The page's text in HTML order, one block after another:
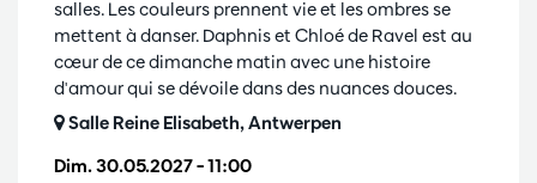
Dim. 30.05.2027– 11:00
salles. Les couleurs prennent vie et les ombres se
mettent à danser. Daphnis et Chloé de Ravel est au
cœur de ce dimanche matin avec une histoire
d'amour qui se dévoile dans des nuances douces.
Salle Reine Elisabeth, Antwerpen